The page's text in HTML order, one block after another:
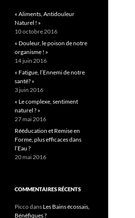
« Aliments, Antidouleur
Naturel ! »
10 octobre 2016
« Douleur, le poison de notre
organisme ! »
14 juin 2016
« Fatigue, l’Ennemi de notre
santé? »
3 juin 2016
« Le complexe, sentiment
naturel ? »
27 mai 2016
Rééducation et Remise en
Forme, plus efficaces dans
l’Eau ?
20 mai 2016
COMMENTAIRES RÉCENTS
Piccodans Les Bains écossais,
Bénéfiques ?